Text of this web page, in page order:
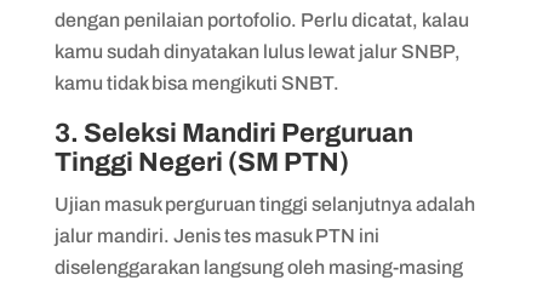
dengan penilaian portofolio. Perlu dicatat, kalau
kamu sudah dinyatakan lulus lewat jalur SNBP,
kamu tidak bisa mengikuti SNBT.
3. Seleksi Mandiri Perguruan
Tinggi Negeri (SM PTN)
Ujian masuk perguruan tinggi selanjutnya adalah
jalur mandiri. Jenis tes masuk PTN ini
diselenggarakan langsung oleh masing-masing